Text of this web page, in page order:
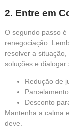
2. Entre em
O segundo passo
renegociação.
resolver a
soluções e dialogar
Redução de
Desconto
Mantenha a calma
deve.